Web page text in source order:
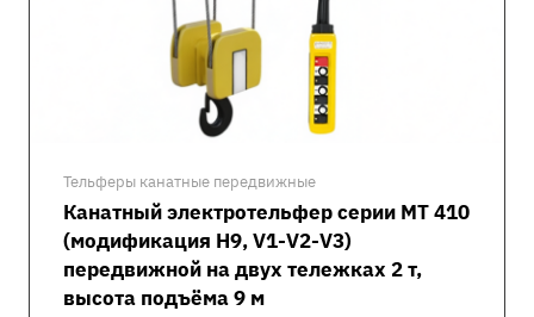
Тельферы канатные передвижные
Канатный электротельфер серии MT 410
(модификация H9, V1-V2-V3)
передвижной на двух тележках 2 т,
высота подъёма 9 м